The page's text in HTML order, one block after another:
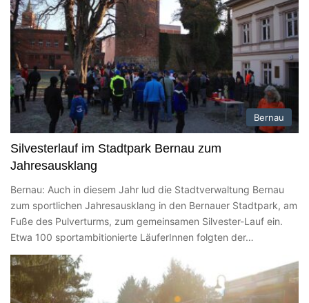
Bernau
Silvesterlauf im Stadtpark Bernau zum
Jahresausklang
Bernau: Auch in diesem Jahr lud die Stadtverwaltung Bernau
zum sportlichen Jahresausklang in den Bernauer Stadtpark, am
Fuße des Pulverturms, zum gemeinsamen Silvester-Lauf ein.
Etwa 100 sportambitionierte LäuferInnen folgten der…